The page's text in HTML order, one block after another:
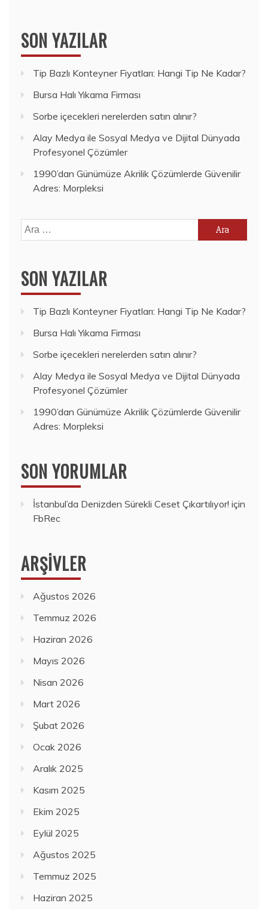
SON YAZILAR
Tip Bazlı Konteyner Fiyatları: Hangi Tip Ne Kadar?
Bursa Halı Yıkama Firması
Sorbe içecekleri nerelerden satın alınır?
Alay Medya ile Sosyal Medya ve Dijital Dünyada
Profesyonel Çözümler
1990’dan Günümüze Akrilik Çözümlerde Güvenilir
Adres: Morpleksi
Arama:
SON YAZILAR
Tip Bazlı Konteyner Fiyatları: Hangi Tip Ne Kadar?
Bursa Halı Yıkama Firması
Sorbe içecekleri nerelerden satın alınır?
Alay Medya ile Sosyal Medya ve Dijital Dünyada
Profesyonel Çözümler
1990’dan Günümüze Akrilik Çözümlerde Güvenilir
Adres: Morpleksi
SON YORUMLAR
İstanbul’da Denizden Sürekli Ceset Çıkartılıyor! için
FbRec
ARŞIVLER
Ağustos 2026
Temmuz 2026
Haziran 2026
Mayıs 2026
Nisan 2026
Mart 2026
Şubat 2026
Ocak 2026
Aralık 2025
Kasım 2025
Ekim 2025
Eylül 2025
Ağustos 2025
Temmuz 2025
Haziran 2025